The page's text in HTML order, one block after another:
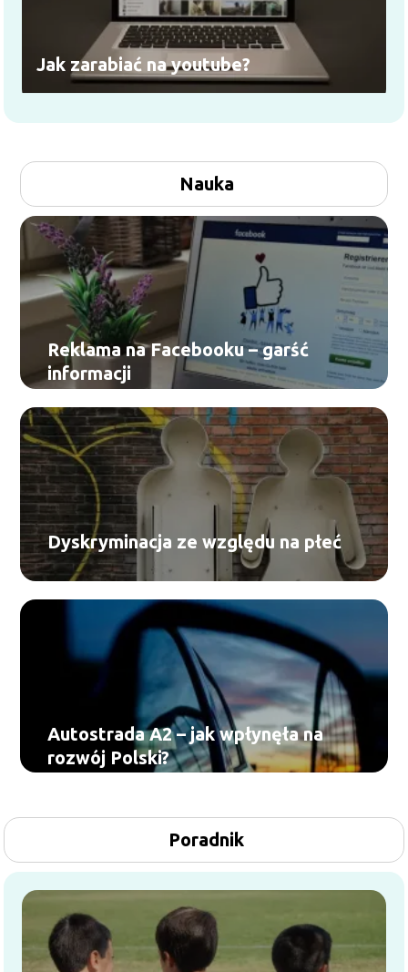
Jak zarabiać na youtube?
Nauka
Reklama na Facebooku – garść
informacji
Dyskryminacja ze względu na płeć
Autostrada A2 – jak wpłynęła na
rozwój Polski?
Poradnik